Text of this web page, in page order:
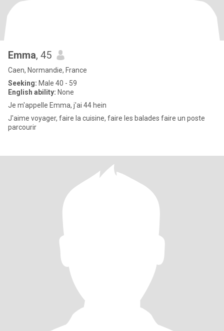
Emma, 45
Caen, Normandie, France
Seeking: Male 40 - 59
English ability: None
Je m'appelle Emma, j'ai 44 hein
J'aime voyager, faire la cuisine, faire les balades faire un poste
parcourir